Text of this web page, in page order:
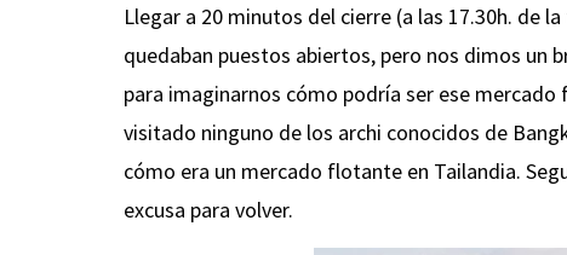
Llegar a 20 minutos del cierre (a las 17.30h. de
quedaban puestos abiertos, pero nos dimos un
para imaginarnos cómo podría ser ese
visitado ninguno de los archi conocidos de
cómo era un mercado flotante en Tailandia.
excusa para volver.